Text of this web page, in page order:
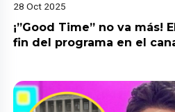
28 Oct 2025
¡”Good Time” no va más!
fin del programa en el